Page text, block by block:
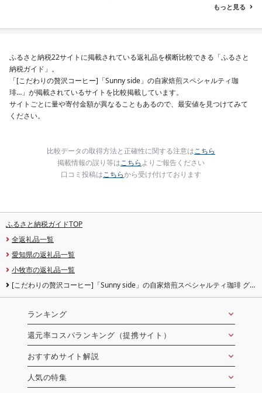
もっと見る
ふるさと納税22サイトに掲載されている返礼品を横断比較できる「ふるさと
納税ガイド」。
「[こだわりの贅沢コーヒー]「Sunny side」の自家焙煎スペシャルティ珈
琲…」が掲載されているサイトを比較掲載しています。
サイトごとに量や寄付金額が異なることもあるので、最安値を見つけてみて
ください。
比較データの取得方法と正確性に関する注意はこちら
掲載情報の誤り等はこちらよりご報告ください
口コミ投稿はこちらから受け付けております
ふるさと納税ガイドTOP
全返礼品一覧
愛知県の返礼品一覧
小牧市の返礼品一覧
[こだわりの贅沢コーヒー]「Sunny side」の自家焙煎スペシャルティ珈琲 グ
ランキング
還元率コスパランキング（提携サイト）
おすすめサイト解説
人気の特集